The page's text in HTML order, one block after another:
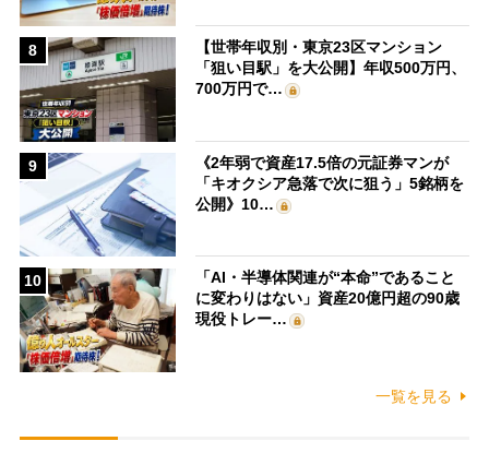
8
【世帯年収別・東京23区マンション
「狙い目駅」を大公開】年収500万円、
700万円で…
9
《2年弱で資産17.5倍の元証券マンが
「キオクシア急落で次に狙う」5銘柄を
公開》10…
10
「AI・半導体関連が“本命”であること
に変わりはない」資産20億円超の90歳
現役トレー…
一覧を見る